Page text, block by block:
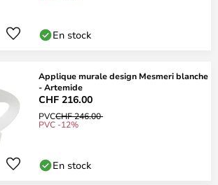
En stock
Applique murale design Mesmeri blanche
- Artemide
CHF 216.00
PVCCHF 246.00
PVC -12%
En stock